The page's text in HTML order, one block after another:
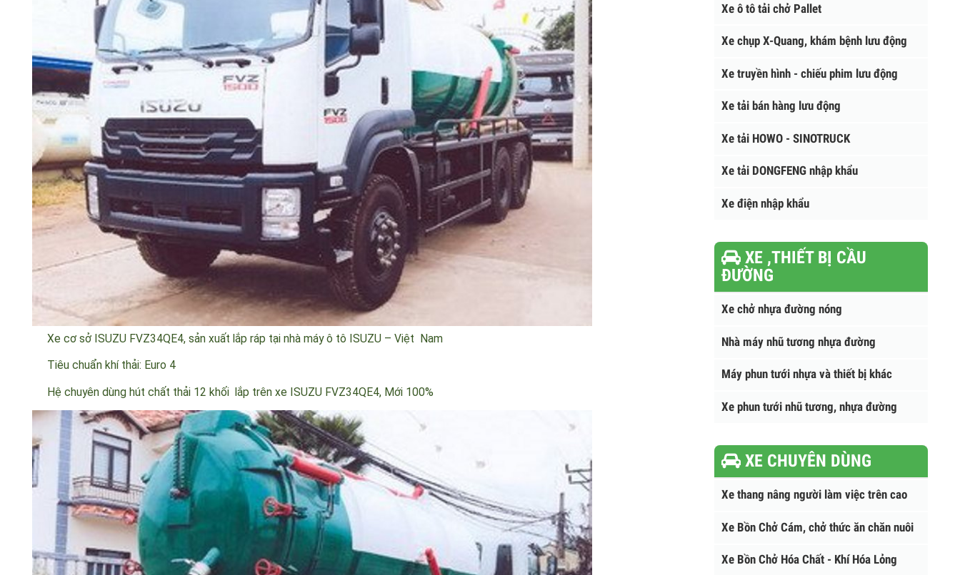
Xe cơ sởISUZU FVZ34QE4
Tiêu chuẩn khí thải: Euro 4
Hệ chuyên dùng hút chất thải 12 khối lắp trên xeISUZU FVZ34QE4
XE ,THIẾT BỊ CẦU
ĐƯỜNG
Nhà máy nhũ tương nhựa đường
Máy phun tưới nhựa và thiết bị khác
XE CHUYÊN DÙNG
Xe thang nâng người làm việc trên cao
Xe Bồn Chở Cám, chở thức ăn chăn nuôi